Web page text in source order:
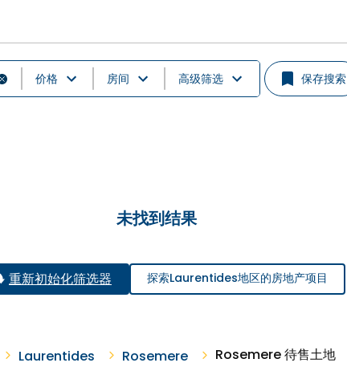
价格 房间 高级筛选 保存搜索
未找到结果
重新初始化筛选器 探索Laurentides地区的房地产项目
Laurentides Rosemere Rosemere 待售土地